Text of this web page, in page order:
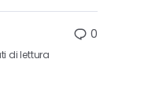
di lettura
0